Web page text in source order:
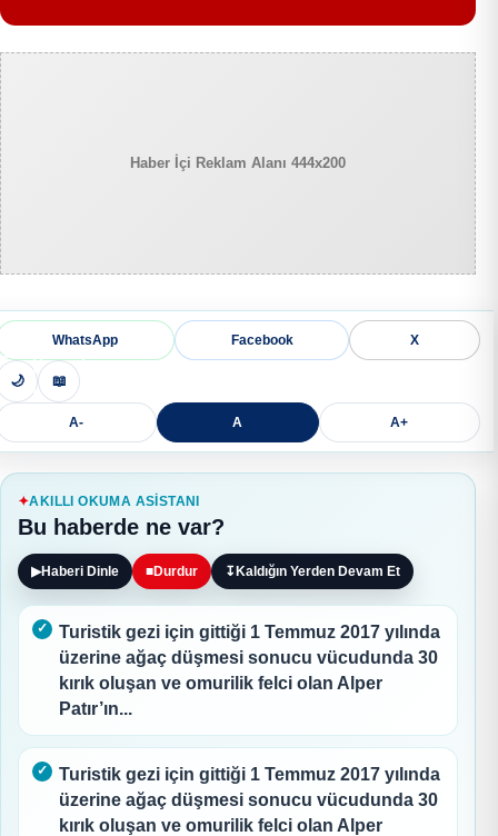
Haber İçi Reklam Alanı 444x200
WhatsApp Facebook X
🌙 📖
A- A A+
AKILLI OKUMA ASISTANI
Bu haberde ne var?
▶Haberi Dinle ■Durdur ↧Kaldığın Yerden Devam Et
Turistik gezi için gittiği 1 Temmuz 2017 yılında
üzerine ağaç düşmesi sonucu vücudunda 30
kırık oluşan ve omurilik felci olan Alper
Patır’ın...
Turistik gezi için gittiği 1 Temmuz 2017 yılında
üzerine ağaç düşmesi sonucu vücudunda 30
kırık oluşan ve omurilik felci olan Alper